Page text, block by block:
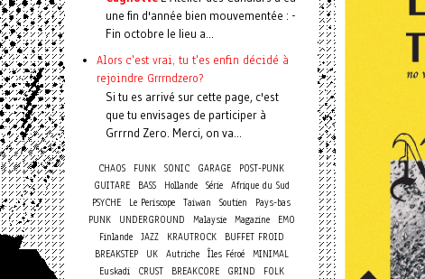
une fin d'année bien mouvementée : -
Fin octobre le lieu a...
Alors c'est vrai, tu t'es enfin décidé à
rejoindre Grrrndzero?
Si tu es arrivé sur cette page, c'est
que tu envisages de participer à
Grrrnd Zero. Merci, on va...
CHAOS FUNK SONIC GARAGE
POST-PUNK
GUITARE
BASS Hollande Série
Afrique du Sud
PSYCHE
Le Periscope Taiwan Soutien
Pays-bas
PUNK
UNDERGROUND Malaysie Magazine
EMO
Finlande
JAZZ KRAUTROCK
BUFFET FROID
BREAKSTEP
UK Autriche Îles Féroé
MINIMAL
Euskadi
CRUST BREAKCORE GRIND
FOLK